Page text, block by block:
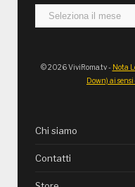
Archivi
© 2026 ViviRoma.tv - Nota
Down) ai
Chi siamo
Contatti